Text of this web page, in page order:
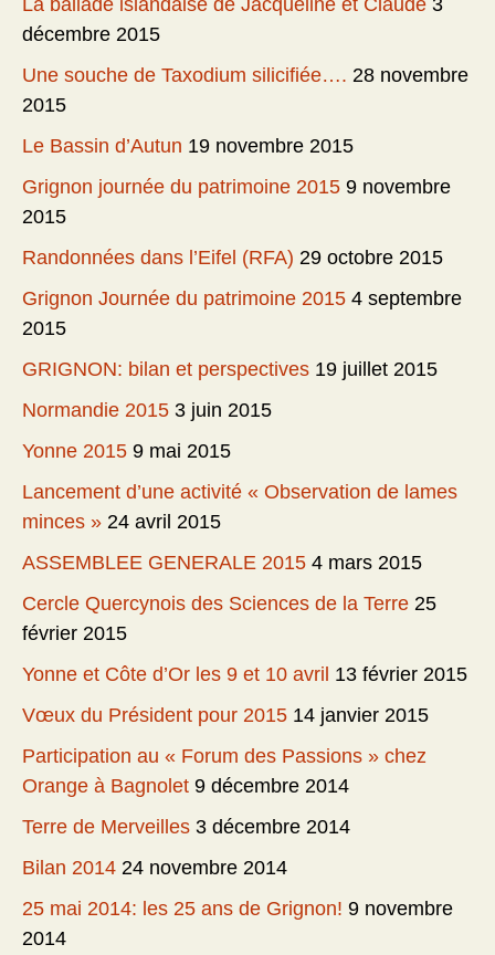
La ballade islandaise de Jacqueline et Claude 3
décembre 2015
Une souche de Taxodium silicifiée…. 28 novembre
2015
Le Bassin d’Autun 19 novembre 2015
Grignon journée du patrimoine 2015 9 novembre
2015
Randonnées dans l’Eifel (RFA) 29 octobre 2015
Grignon Journée du patrimoine 2015 4 septembre
2015
GRIGNON: bilan et perspectives 19 juillet 2015
Normandie 2015 3 juin 2015
Yonne 2015 9 mai 2015
Lancement d’une activité « Observation de lames
minces » 24 avril 2015
ASSEMBLEE GENERALE 2015 4 mars 2015
Cercle Quercynois des Sciences de la Terre 25
février 2015
Yonne et Côte d’Or les 9 et 10 avril 13 février 2015
Vœux du Président pour 2015 14 janvier 2015
Participation au « Forum des Passions » chez
Orange à Bagnolet 9 décembre 2014
Terre de Merveilles 3 décembre 2014
Bilan 2014 24 novembre 2014
25 mai 2014: les 25 ans de Grignon! 9 novembre
2014